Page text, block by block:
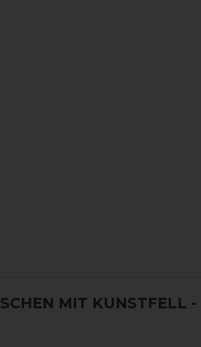
MIT KUNSTFELL -